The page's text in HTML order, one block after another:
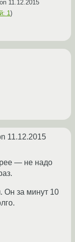
11.12.2015
1)
11.12.2015
— не надо
Он за минут 10